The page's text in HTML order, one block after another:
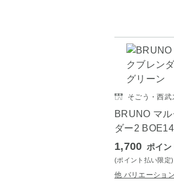
そごう・西武
BRUNO マ
ダー2
1,700 ポイン
(ポイント払い限定)
他 バリエーショ